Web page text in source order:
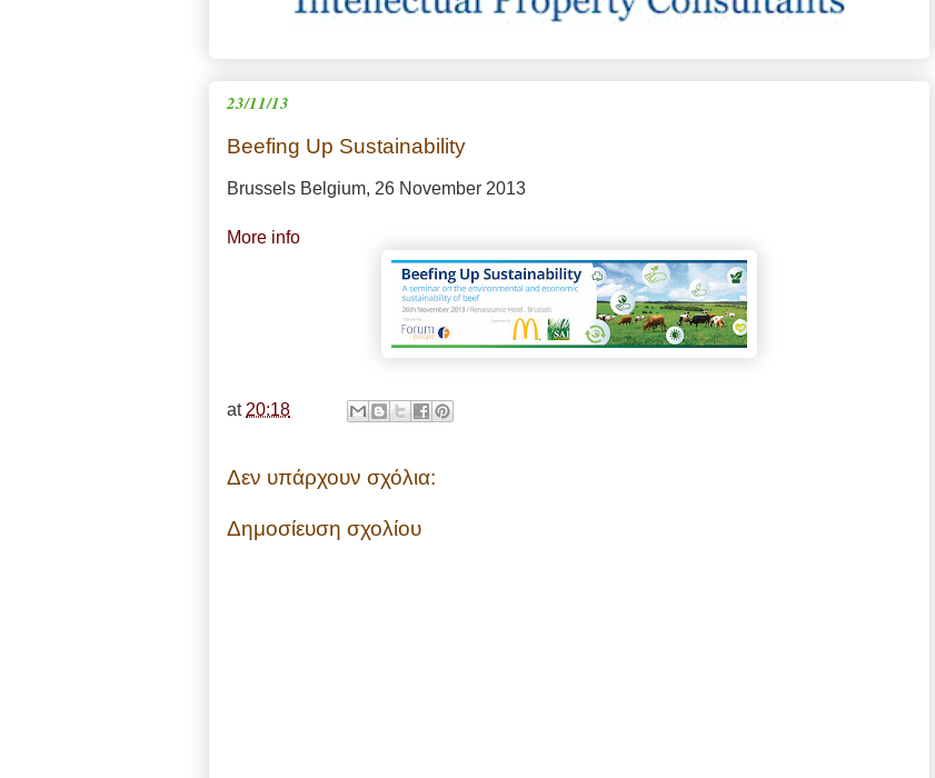
23/11/13
Beefing Up Sustainability
Brussels Belgium, 26 November 2013
More info
at 20:18
Δεν υπάρχουν σχόλια:
Δημοσίευση σχολίου